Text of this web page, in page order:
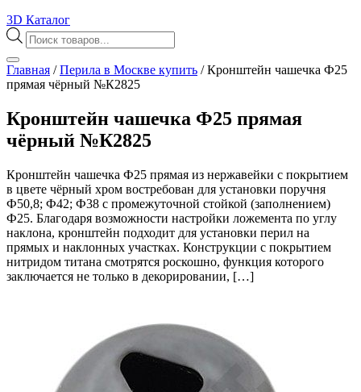
3D Каталог
Поиск
товаров
Главная /Перила в Москве купить /Кронштейн чашечка Ф25
прямая чёрный №К2825
Кронштейн чашечка Ф25 прямая
чёрный №К2825
Кронштейн чашечка Ф25 прямая из нержавейки с покрытием
в цвете чёрный хром востребован для установки поручня
Ф50,8; Ф42; Ф38 с промежуточной стойкой (заполнением)
Ф25. Благодаря возможности настройки ложемента по углу
наклона, кронштейн подходит для установки перил на
прямых и наклонных участках. Конструкции с покрытием
нитридом титана смотрятся роскошно, функция которого
заключается не только в декорировании, […]